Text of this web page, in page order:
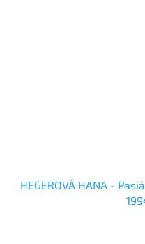
HEGEROVÁ HANA -